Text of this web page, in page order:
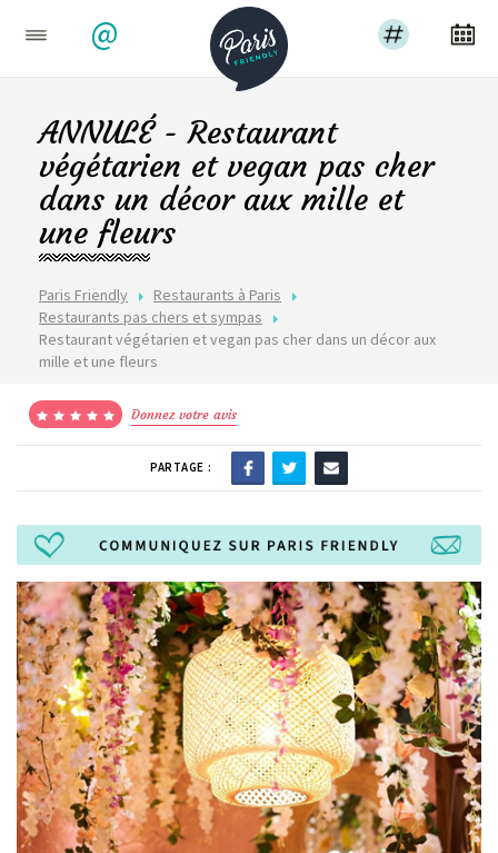
@
Paris Friendly
Restaurants à Paris
Restaurants pas chers et sympas
Restaurant végétarien et vegan pas cher dans un décor aux
mille et une fleurs
ANNULÉ - Restaurant
végétarien et vegan pas cher
dans un décor aux mille et
une fleurs
Donnez votre avis
PARTAGE :